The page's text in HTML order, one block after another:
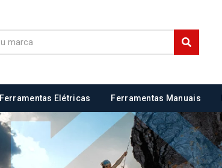
Ferramentas Elétricas Ferramentas Manuais